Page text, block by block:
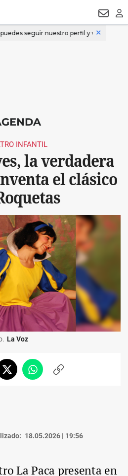
INFANTIL
la verdadera
el clásico
La Voz
TwitterWhatsappCopiar
18.05.2026 | 19:56
La Paca presenta en